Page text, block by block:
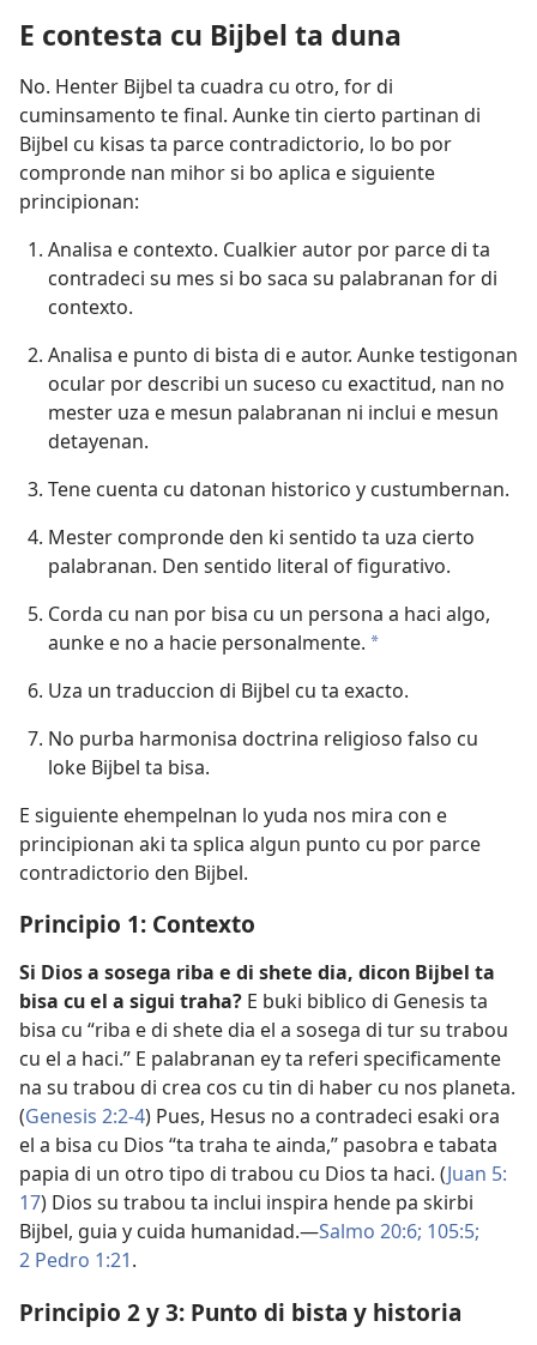
E contesta cu Bijbel ta duna
No. Henter Bijbel ta cuadra cu otro, for di
cuminsamento te final. Aunke tin cierto partinan di
Bijbel cu kisas ta parce contradictorio, lo bo por
compronde nan mihor si bo aplica e siguiente
principionan:
Analisa e contexto. Cualkier autor por parce di ta
contradeci su mes si bo saca su palabranan for di
contexto.
Analisa e punto di bista di e autor. Aunke testigonan
ocular por describi un suceso cu exactitud, nan no
mester uza e mesun palabranan ni inclui e mesun
detayenan.
Tene cuenta cu datonan historico y custumbernan.
Mester compronde den ki sentido ta uza cierto
palabranan. Den sentido literal of figurativo.
Corda cu nan por bisa cu un persona a haci algo,
aunke e no a hacie personalmente. a
Uza un traduccion di Bijbel cu ta exacto.
No purba harmonisa doctrina religioso falso cu
loke Bijbel ta bisa.
E siguiente ehempelnan lo yuda nos mira con e
principionan aki ta splica algun punto cu por parce
contradictorio den Bijbel.
Principio 1: Contexto
Si Dios a sosega riba e di shete dia, dicon Bijbel ta
bisa cu el a sigui traha? E buki biblico di Genesis ta
bisa cu “riba e di shete dia el a sosega di tur su trabou
cu el a haci.” E palabranan ey ta referi specificamente
na su trabou di crea cos cu tin di haber cu nos planeta.
(Genesis 2:​2-4) Pues, Hesus no a contradeci esaki ora
el a bisa cu Dios “ta traha te ainda,” pasobra e tabata
papia di un otro tipo di trabou cu Dios ta haci. (Juan 5:
17) Dios su trabou ta inclui inspira hende pa skirbi
Bijbel, guia y cuida humanidad.—Salmo 20:6; 105:5;
2 Pedro 1:​21.
Principio 2 y 3: Punto di bista y historia